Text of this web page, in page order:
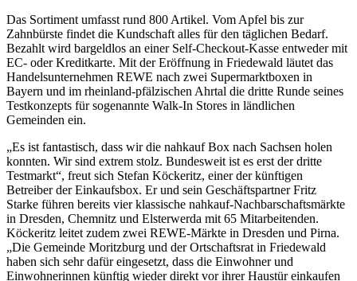
Das Sortiment umfasst rund 800 Artikel. Vom Apfel bis zur
Zahnbürste findet die Kundschaft alles für den täglichen Bedarf.
Bezahlt wird bargeldlos an einer Self-Checkout-Kasse entweder mit
EC- oder Kreditkarte. Mit der Eröffnung in Friedewald läutet das
Handelsunternehmen REWE nach zwei Supermarktboxen in
Bayern und im rheinland-pfälzischen Ahrtal die dritte Runde seines
Testkonzepts für sogenannte Walk-In Stores in ländlichen
Gemeinden ein.
„Es ist fantastisch, dass wir die nahkauf Box nach Sachsen holen
konnten. Wir sind extrem stolz. Bundesweit ist es erst der dritte
Testmarkt“, freut sich Stefan Köckeritz, einer der künftigen
Betreiber der Einkaufsbox. Er und sein Geschäftspartner Fritz
Starke führen bereits vier klassische nahkauf-Nachbarschaftsmärkte
in Dresden, Chemnitz und Elsterwerda mit 65 Mitarbeitenden.
Köckeritz leitet zudem zwei REWE-Märkte in Dresden und Pirna.
„Die Gemeinde Moritzburg und der Ortschaftsrat in Friedewald
haben sich sehr dafür eingesetzt, dass die Einwohner und
Einwohnerinnen künftig wieder direkt vor ihrer Haustür einkaufen